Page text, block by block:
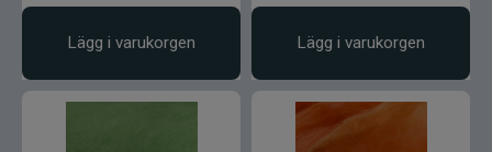
Lägg i varukorgen Lägg i varukorgen